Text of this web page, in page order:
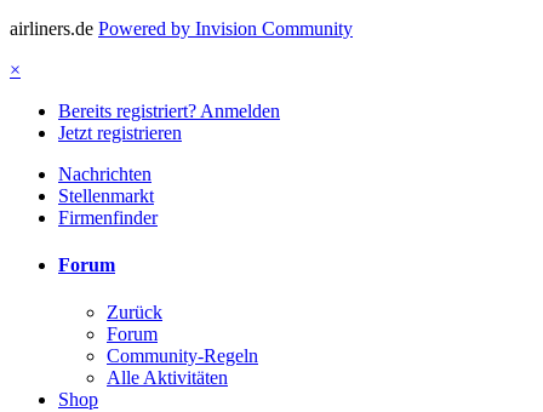
airliners.de Powered by Invision Community
×
Bereits registriert? Anmelden
Jetzt registrieren
Nachrichten
Stellenmarkt
Firmenfinder
Forum
Zurück
Forum
Community-Regeln
Alle Aktivitäten
Shop